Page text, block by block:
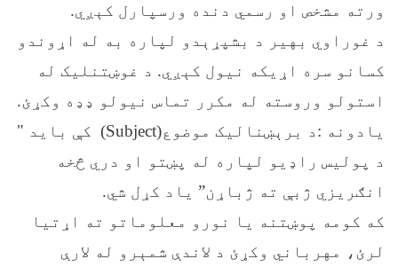
ورته مشخص او رسمي دنده ورسپارل کېږي.
د غوراوي بهیر د بشپړېدو لپاره به له اړوندو
کسانو سره اړیکه نیول کېږي. د غوښتنلیک له
استولو وروسته له مکرر تماس نیولو ډډه وکړئ.
یادونه :د برېښنالیک موضوع(Subject) کې باید "
د پولیس راډیو لپاره له پښتو او دري څخه
انګريزي ژبې ته ژباړن” یاد کړل شي.
که کومه پوښتنه یا نورو معلوماتو ته اړتیا
لرئ، مهرباني وکړئ د لاندې شمېرو له لارې